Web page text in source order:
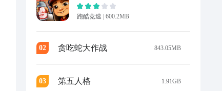
跑酷竞速 | 600.2MB
02 贪吃蛇大作战 843.05MB
03 第五人格 1.91GB